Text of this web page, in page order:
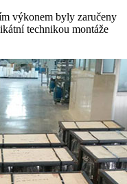
výkonem byly zaručeny
technikou montáže